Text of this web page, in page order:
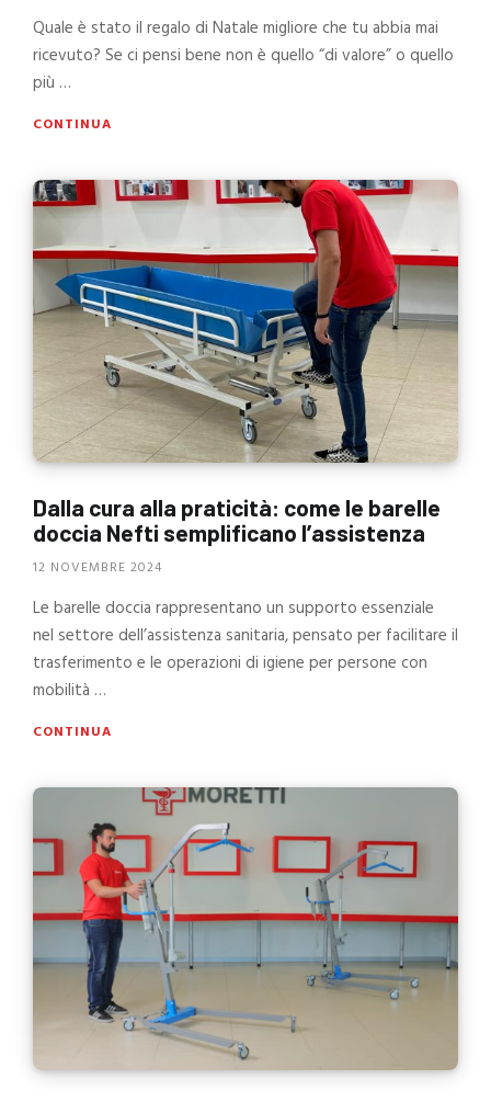
Quale è stato il regalo di Natale migliore che tu abbia mai
ricevuto? Se ci pensi bene non è quello “di valore” o quello
più …
CONTINUA
Dalla cura alla praticità: come le barelle
doccia Nefti semplificano l’assistenza
12 NOVEMBRE 2024
Le barelle doccia rappresentano un supporto essenziale
nel settore dell’assistenza sanitaria, pensato per facilitare il
trasferimento e le operazioni di igiene per persone con
mobilità …
CONTINUA